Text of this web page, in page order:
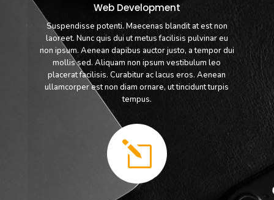
Web Development
Suspendisse potenti. Maecenas blandit at est non
laoreet. Nunc quis dui ut metus facilisis pulvinar eu
non ipsum. Aenean dapibus auctor justo, a tempor dui
mollis sed. Aliquam non ipsum vestibulum leo
placerat facilisis. Curabitur ac lacus eros. Aenean
ullamcorper est non diam ornare, ut tincidunt turpis
tempus.
l